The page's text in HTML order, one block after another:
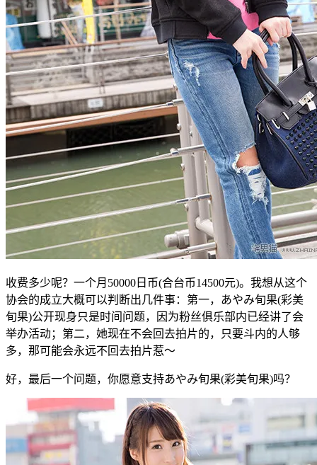
收费多少呢？一个月50000日币(合台币14500元)。我想从这个
协会的成立大概可以判断出几件事：第一，あやみ旬果(彩美
旬果)公开现身只是时间问题，因为粉丝俱乐部内已经讲了会
举办活动；第二，她现在不会回去拍片的，只要斗内的人够
多，那可能会永远不回去拍片惹～
好，最后一个问题，你愿意支持あやみ旬果(彩美旬果)吗？